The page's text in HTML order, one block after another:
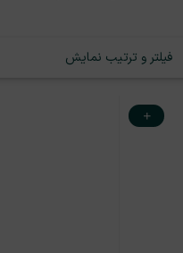
فیلتر و ترتیب نمایش